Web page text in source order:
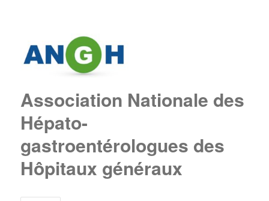
Association Nationale des
Hépato-
gastroentérologues des
Hôpitaux généraux